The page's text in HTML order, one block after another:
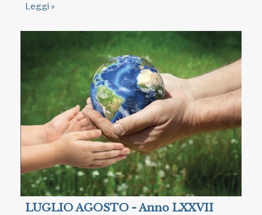
Leggi »
LUGLIO AGOSTO - Anno LXXVII